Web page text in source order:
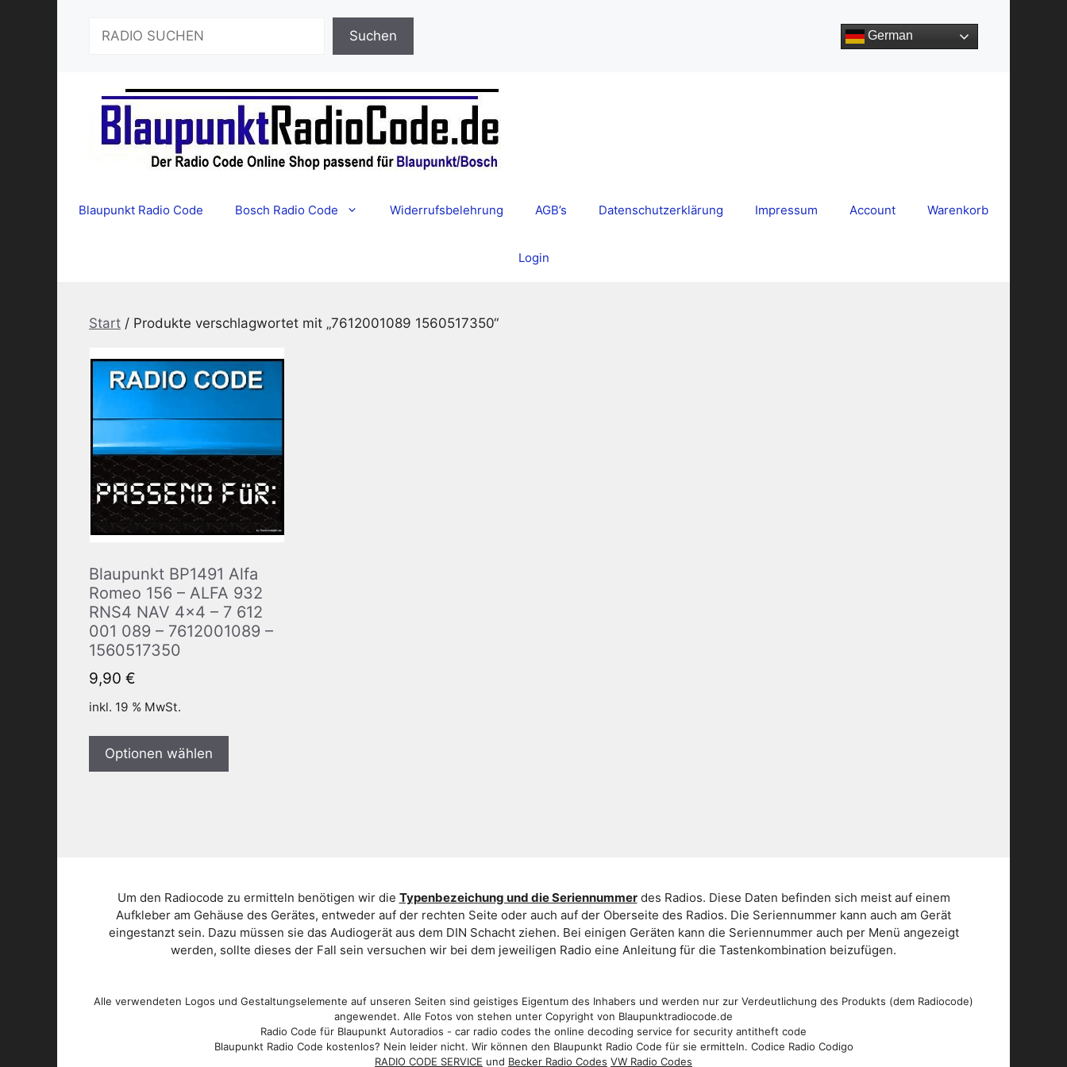
German
Suchen
Blaupunkt Radio Code Bosch Radio Code Widerrufsbelehrung AGB’s Datenschutzerklärung Impressum Account Warenkorb
Login
Start / Produkte verschlagwortet mit „7612001089 1560517350“
Blaupunkt BP1491 Alfa
Romeo 156 – ALFA 932
RNS4 NAV 4×4 – 7 612
001 089 – 7612001089 –
1560517350
9,90 €
inkl. 19 % MwSt.
Optionen wählen
Um den Radiocode zu ermitteln benötigen wir die Typenbezeichung und die Seriennummerdes Radios. Diese Daten befinden sich meist auf einem
Aufkleber am Gehäuse des Gerätes, entweder auf der rechten Seite oder auch auf der Oberseite des Radios. Die Seriennummer kann auch am Gerät
eingestanzt sein. Dazu müssen sie das Audiogerät aus dem DIN Schacht ziehen. Bei einigen Geräten kann die Seriennummer auch per Menü angezeigt
werden, sollte dieses der Fall sein versuchen wir bei dem jeweiligen Radio eine Anleitung für die Tastenkombination beizufügen.
Alle verwendeten Logos und Gestaltungselemente auf unseren Seiten sind geistiges Eigentum des Inhabers und werden nur zur Verdeutlichung des Produkts (dem Radiocode)
angewendet. Alle Fotos von stehen unter Copyright von Blaupunktradiocode.de
Radio Code für Blaupunkt Autoradios - car radio codes the online decoding service for security antitheft code
Blaupunkt Radio Code kostenlos? Nein leider nicht. Wir können den Blaupunkt Radio Code für sie ermitteln. Codice Radio Codigo
RADIO CODE SERVICE und Becker Radio Codes VW Radio Codes